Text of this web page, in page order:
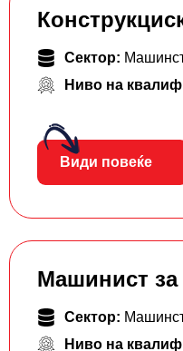
Сектор:
Ниво на
Види повеќе
Машинист за
Сектор:
Ниво на